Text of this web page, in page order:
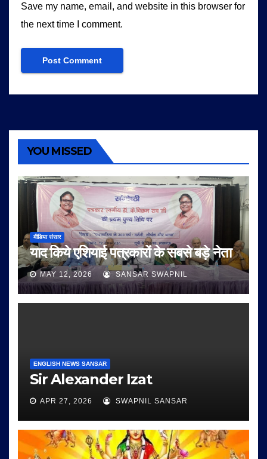
Save my name, email, and website in this browser for
the next time I comment.
YOU MISSED
मीडिया संसार
याद किये एशियाई पत्रकारों के सबसे बड़े नेता
MAY 12, 2026 SANSAR SWAPNIL
ENGLISH NEWS SANSAR
Sir Alexander Izat
APR 27, 2026 SWAPNIL SANSAR